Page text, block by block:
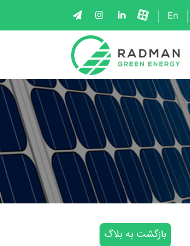
En
بازگشت به بلاگ